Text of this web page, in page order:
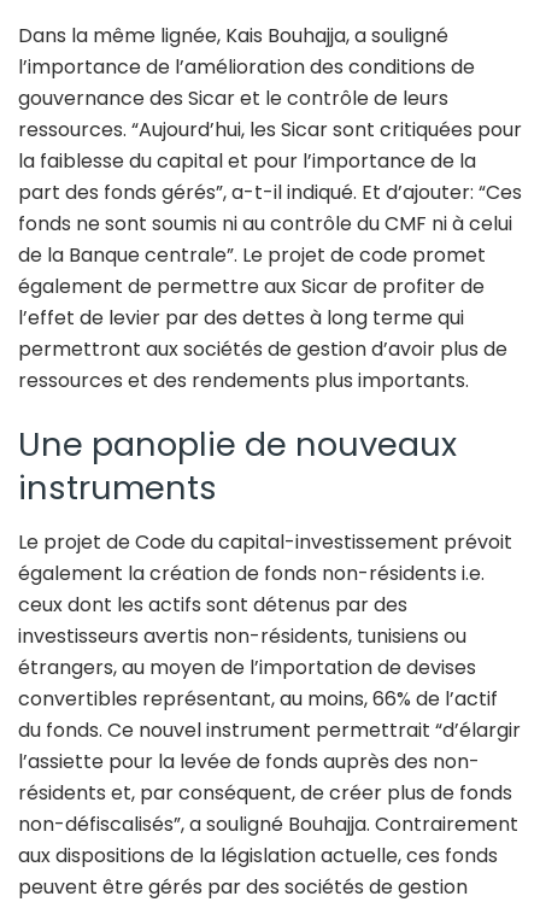
Dans la même lignée, Kais Bouhajja, a souligné
l’importance de l’amélioration des conditions de
gouvernance des Sicar et le contrôle de leurs
ressources. “Aujourd’hui, les Sicar sont critiquées pour
la faiblesse du capital et pour l’importance de la
part des fonds gérés”, a-t-il indiqué. Et d’ajouter: “Ces
fonds ne sont soumis ni au contrôle du CMF ni à celui
de la Banque centrale”. Le projet de code promet
également de permettre aux Sicar de profiter de
l’effet de levier par des dettes à long terme qui
permettront aux sociétés de gestion d’avoir plus de
ressources et des rendements plus importants.
Une panoplie de nouveaux
instruments
Le projet de Code du capital-investissement prévoit
également la création de fonds non-résidents i.e.
ceux dont les actifs sont détenus par des
investisseurs avertis non-résidents, tunisiens ou
étrangers, au moyen de l’importation de devises
convertibles représentant, au moins, 66% de l’actif
du fonds. Ce nouvel instrument permettrait “d’élargir
l’assiette pour la levée de fonds auprès des non-
résidents et, par conséquent, de créer plus de fonds
non-défiscalisés”, a souligné Bouhajja. Contrairement
aux dispositions de la législation actuelle, ces fonds
peuvent être gérés par des sociétés de gestion